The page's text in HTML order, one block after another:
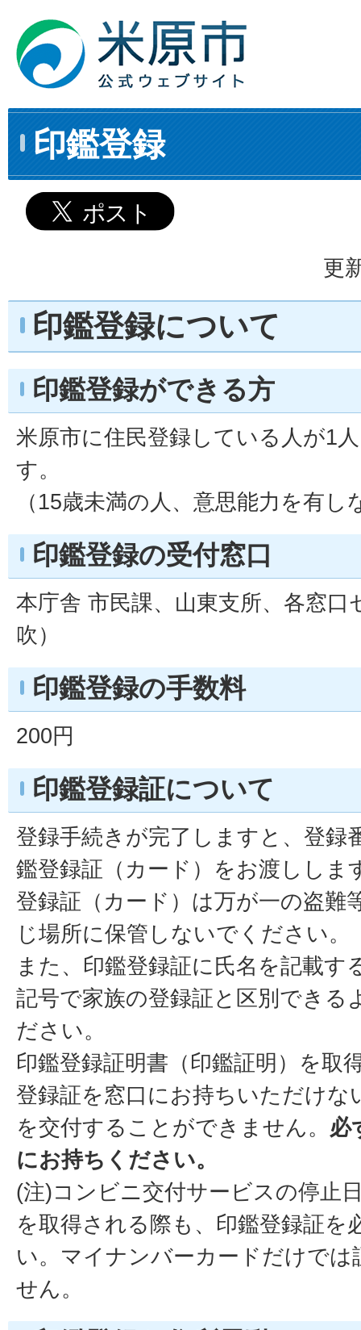
印鑑登録
更
印鑑登録について
印鑑登録ができる方
米原市に住民登録している人が1
す。
（15歳未満の人、意思能力を有し
印鑑登録の受付窓口
本庁舎 市民課、山東支所、各窓口
吹）
印鑑登録の手数料
200円
印鑑登録証について
登録手続きが完了しますと、登録
鑑登録証（カード）をお渡ししま
登録証（カード）は万が一の盗難
じ場所に保管しないでください。
また、印鑑登録証に氏名を記載す
記号で家族の登録証と区別できる
ださい。
印鑑登録証明書（印鑑証明）を取
登録証を窓口にお持ちいただけな
を交付することができません。 必
にお持ちください。
(注)コンビニ交付サービスの停止
を取得される際も、印鑑登録証を
い。マイナンバーカードだけでは
せん。